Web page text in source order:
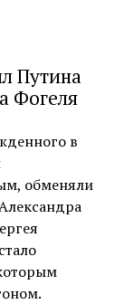
Путина
Фогеля
в
обменяли